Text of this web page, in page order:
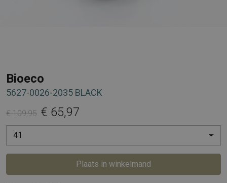
Bioeco
5627-0026-2035 BLACK
€ 109,95 € 65,97
41
Plaats in winkelmand